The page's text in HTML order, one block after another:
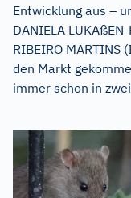
Entwicklung aus –
DANIELA
RIBEIRO
den Markt
immer schon in